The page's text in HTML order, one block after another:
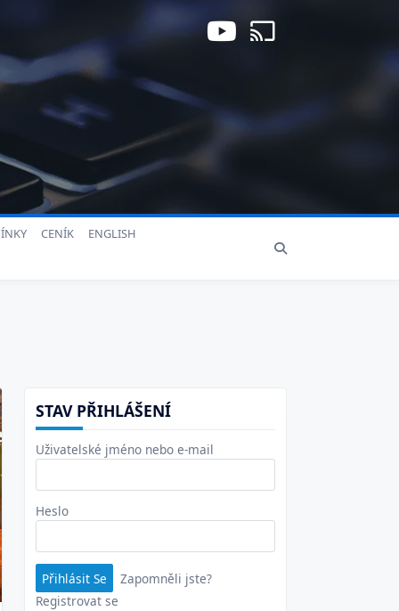
CENÍK
ENGLISH
STAV PŘIHLÁŠENÍ
Uživatelské jméno nebo e-mail
Heslo
Zapomněli jste?
Registrovat se